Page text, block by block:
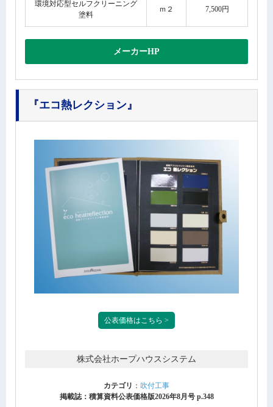
環境対応型セルフクリーニング
塗料
ｍ２ 7,500円
メーカーHP
『エコ熱レクション』
公表価格はこちら >
株式会社ホープハウスシステム
カテゴリ ： 吹付工事
掲載誌：積算資料公表価格版2026年8月号 p.348